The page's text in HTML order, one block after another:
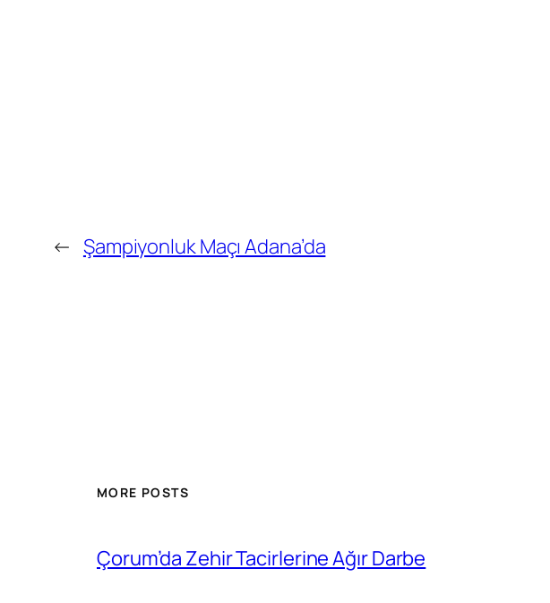
← Şampiyonluk Maçı Adana’da
MORE POSTS
Çorum’da Zehir Tacirlerine Ağır Darbe